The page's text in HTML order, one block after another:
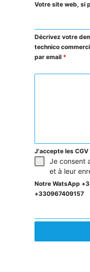
Votre site web, si
Décrivez votre
technico
par email *
J'accepte les CGV
Je consent
et à leur
Notre WatsApp
+330967409157